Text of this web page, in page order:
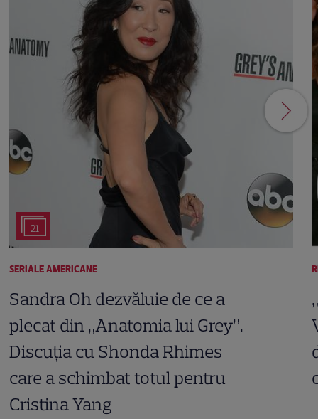
21
SERIALE AMERICANE
Sandra Oh dezvăluie de ce a
plecat din „Anatomia lui Grey”.
Discuția cu Shonda Rhimes
care a schimbat totul pentru
Cristina Yang